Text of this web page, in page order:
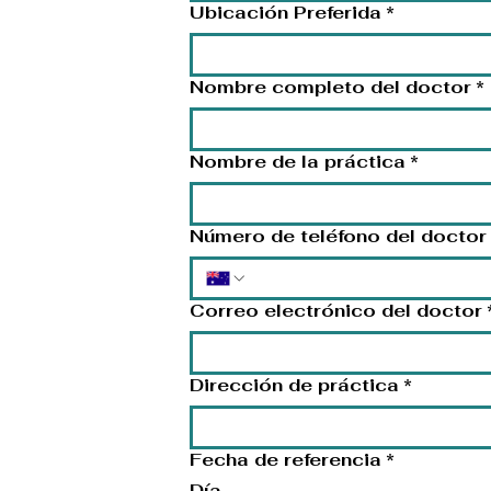
Ubicación Preferida *
Nombre completo del doctor *
Nombre de la práctica *
Número de teléfono del doctor
Correo electrónico del doctor
Dirección de práctica *
Fecha de referencia *